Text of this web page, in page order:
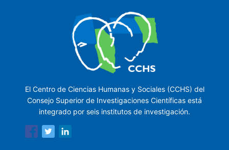
El Centro de Ciencias Humanas y Sociales (CCHS) del
Consejo Superior de Investigaciones Científicas está
integrado por seis institutos de investigación.